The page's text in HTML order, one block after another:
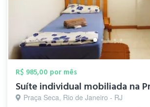
R$ 985,00 por mês
Suíte individual mobiliada na
Praça Seca, Rio de Janeiro - RJ